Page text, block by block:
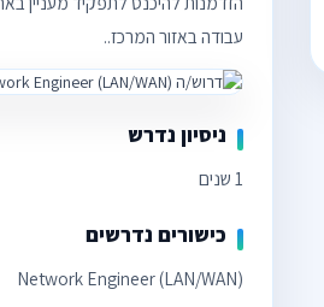
עבודה באזור המרכז..
ניסיון נדרש
1 שנים
כישורים נדרשים
Network Engineer (LAN/WAN)